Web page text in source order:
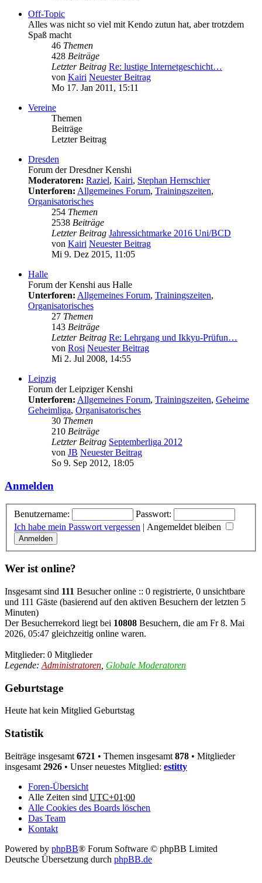
Off-Topic
Alles was nicht so viel mit Kendo zutun hat, aber trotzdem
Spaß macht
46 Themen
428 Beiträge
Letzter Beitrag Re: lustige Internetgeschicht…
von Kairi Neuester Beitrag
Mo 17. Jan 2011, 15:11
Vereine
Themen
Beiträge
Letzter Beitrag
Dresden
Forum der Dresdner Kenshi
Moderatoren: Raziel, Kairi, Stephan Hernschier
Unterforen: Allgemeines Forum, Trainingszeiten,
Organisatorisches
254 Themen
2538 Beiträge
Letzter Beitrag Jahressichtmarke 2016 Uni/BCD
von Kairi Neuester Beitrag
Mi 9. Dez 2015, 11:05
Halle
Forum der Kenshi aus Halle
Unterforen: Allgemeines Forum, Trainingszeiten,
Organisatorisches
27 Themen
143 Beiträge
Letzter Beitrag Re: Lehrgang und Ikkyu-Prüfun…
von Rosi Neuester Beitrag
Mi 2. Jul 2008, 14:55
Leipzig
Forum der Leipziger Kenshi
Unterforen: Allgemeines Forum, Trainingszeiten, Geheime
Geheimliga, Organisatorisches
30 Themen
210 Beiträge
Letzter Beitrag Septemberliga 2012
von JB Neuester Beitrag
So 9. Sep 2012, 18:05
Anmelden
Benutzername:
Passwort:
Ich habe mein Passwort vergessen | Angemeldet bleiben
Wer ist online?
Insgesamt sind 111 Besucher online :: 0 registrierte, 0 unsichtbare
und 111 Gäste (basierend auf den aktiven Besuchern der letzten 5
Minuten)
Der Besucherrekord liegt bei 10808 Besuchern, die am Fr 8. Mai
2026, 05:47 gleichzeitig online waren.
Mitglieder: 0 Mitglieder
Legende: Administratoren Globale Moderatoren
Geburtstage
Heute hat kein Mitglied Geburtstag
Statistik
Beiträge insgesamt 6721 • Themen insgesamt 878 • Mitglieder
insgesamt 2926 • Unser neuestes Mitglied: estitty
Foren-Übersicht
Alle Zeiten sind UTC+01:00
Alle Cookies des Boards löschen
Das Team
Kontakt
Powered by phpBB® Forum Software © phpBB Limited
Deutsche Übersetzung durch phpBB.de